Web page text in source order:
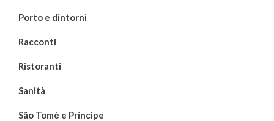
Porto e dintorni
Racconti
Ristoranti
Sanità
São Tomé e Príncipe